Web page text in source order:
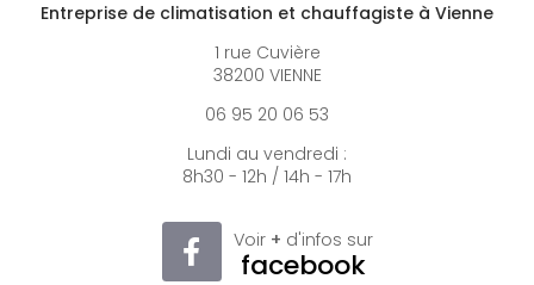
Entreprise de climatisation et chauffagiste à Vienne
1 rue Cuvière
38200 VIENNE
06 95 20 06 53
Lundi au vendredi :
8h30 - 12h / 14h - 17h
Voir + d'infos sur
facebook